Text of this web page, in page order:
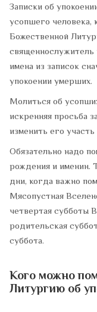
Записки об
усопшего человека,
Божественной
священнослужитель
имена из записок
упокоении умерших.
Молиться об
искренняя просьба
изменить его
Обязательно надо
рождения и именин.
дни, когда важно
Мясопустная
четвертая субботы
родительская
суббота.
Кого можно
Литургию об